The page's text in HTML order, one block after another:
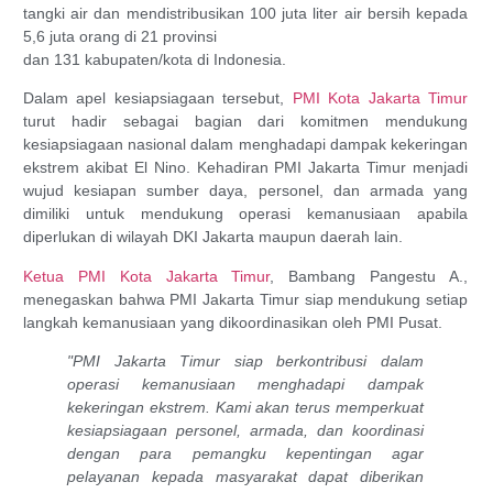
tangki air dan mendistribusikan 100 juta liter air bersih kepada
5,6 juta orang di 21 provinsi
dan 131 kabupaten/kota di Indonesia.
Dalam apel kesiapsiagaan tersebut, PMI Kota Jakarta Timur
turut hadir sebagai bagian dari komitmen mendukung
kesiapsiagaan nasional dalam menghadapi dampak kekeringan
ekstrem akibat El Nino. Kehadiran PMI Jakarta Timur menjadi
wujud kesiapan sumber daya, personel, dan armada yang
dimiliki untuk mendukung operasi kemanusiaan apabila
diperlukan di wilayah DKI Jakarta maupun daerah lain.
Ketua PMI Kota Jakarta Timur, Bambang Pangestu A.,
menegaskan bahwa PMI Jakarta Timur siap mendukung setiap
langkah kemanusiaan yang dikoordinasikan oleh PMI Pusat.
"PMI Jakarta Timur siap berkontribusi dalam
operasi kemanusiaan menghadapi dampak
kekeringan ekstrem. Kami akan terus memperkuat
kesiapsiagaan personel, armada, dan koordinasi
dengan para pemangku kepentingan agar
pelayanan kepada masyarakat dapat diberikan